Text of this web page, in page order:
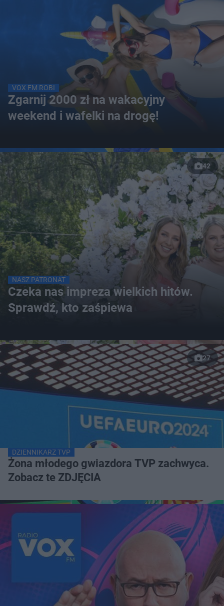
VOX FM ROBI
Zgarnij 2000 zł na wakacyjny
weekend i wafelki na drogę!
42
NASZ PATRONAT
Czeka nas impreza wielkich hitów.
Sprawdź, kto zaśpiewa
27
DZIENNIKARZ TVP
Żona młodego gwiazdora TVP zachwyca.
Zobacz te ZDJĘCIA